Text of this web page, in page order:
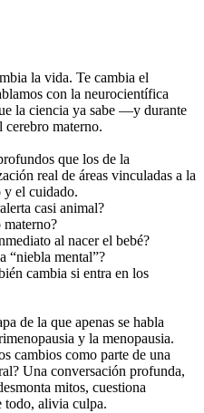
la vida. Te cambia el
con la neurocientífica
la ciencia ya sabe —y durante
materno.
que los de la
real de áreas vinculadas a la
y el cuidado.
casi animal?
materno?
al nacer el bebé?
“niebla mental”?
cambia si entra en los
de la que apenas se habla
y la menopausia.
cambios como parte de una
Una conversación profunda,
mitos, cuestiona
todo, alivia culpa.